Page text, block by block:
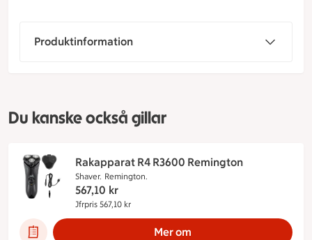
Produktinformation
Du kanske också gillar
Rakapparat R4 R3600 Remington
Shaver. Remington.
567,10 kr
Jfrpris 567,10 kr
Mer om